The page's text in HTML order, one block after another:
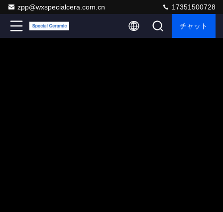
zpp@wxspecialcera.com.cn 17351500728
チャット